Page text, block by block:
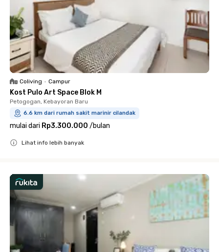
Coliving • Campur
Kost Pulo Art Space Blok M
Petogogan, Kebayoran Baru
6.6 km dari rumah sakit marinir cilandak
mulai dari Rp3.300.000 /bulan
Lihat info lebih banyak